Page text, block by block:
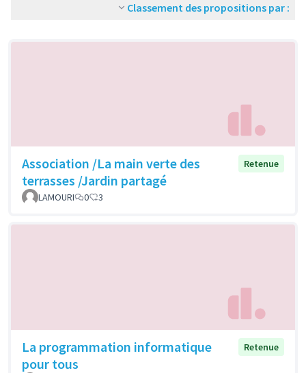
Classement des propositions par :
Association /La main verte des
terrasses /Jardin partagé
Retenue
LAMOURI 0 3
La programmation informatique
pour tous
Retenue